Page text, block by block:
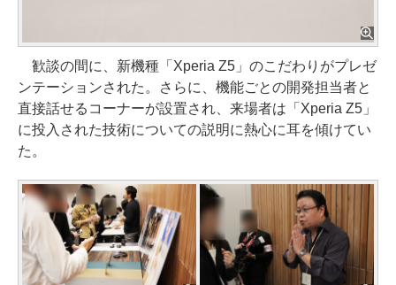
歓談の間に、新機種「Xperia Z5」のこだわりがプレゼ
ンテーションされた。さらに、機能ごとの開発担当者と
直接話せるコーナーが設置され、来場者は「Xperia Z5」
に投入された技術についての説明に熱心に耳を傾けてい
た。